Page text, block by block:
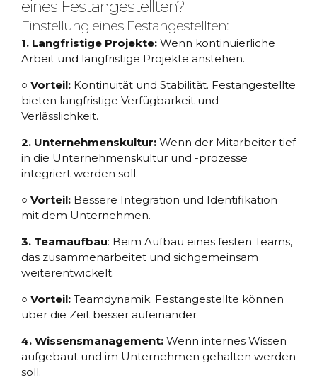
eines Festangestellten?
Einstellung eines Festangestellten:
1. Langfristige Projekte: Wenn kontinuierliche
Arbeit und langfristige Projekte anstehen.
○ Vorteil: Kontinuität und Stabilität. Festangestellte
bieten langfristige Verfügbarkeit und
Verlässlichkeit.
2. Unternehmenskultur: Wenn der Mitarbeiter tief
in die Unternehmenskultur und -prozesse
integriert werden soll.
○ Vorteil: Bessere Integration und Identifikation
mit dem Unternehmen.
3. Teamaufbau: Beim Aufbau eines festen Teams,
das zusammenarbeitet und sichgemeinsam
weiterentwickelt.
○ Vorteil: Teamdynamik. Festangestellte können
über die Zeit besser aufeinander
4. Wissensmanagement: Wenn internes Wissen
aufgebaut und im Unternehmen gehalten werden
soll.